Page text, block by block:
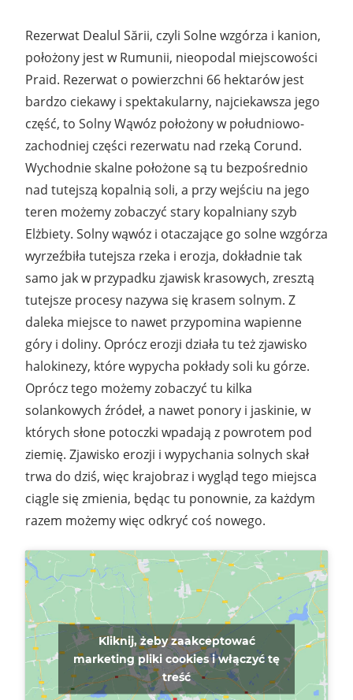
Rezerwat Dealul Sării, czyli Solne wzgórza i kanion,
położony jest w Rumunii, nieopodal miejscowości
Praid. Rezerwat o powierzchni 66 hektarów jest
bardzo ciekawy i spektakularny, najciekawsza jego
część, to Solny Wąwóz położony w południowo-
zachodniej części rezerwatu nad rzeką Corund.
Wychodnie skalne położone są tu bezpośrednio
nad tutejszą kopalnią soli, a przy wejściu na jego
teren możemy zobaczyć stary kopalniany szyb
Elżbiety. Solny wąwóz i otaczające go solne wzgórza
wyrzeźbiła tutejsza rzeka i erozja, dokładnie tak
samo jak w przypadku zjawisk krasowych, zresztą
tutejsze procesy nazywa się krasem solnym. Z
daleka miejsce to nawet przypomina wapienne
góry i doliny. Oprócz erozji działa tu też zjawisko
halokinezy, które wypycha pokłady soli ku górze.
Oprócz tego możemy zobaczyć tu kilka
solankowych źródeł, a nawet ponory i jaskinie, w
których słone potoczki wpadają z powrotem pod
ziemię. Zjawisko erozji i wypychania solnych skał
trwa do dziś, więc krajobraz i wygląd tego miejsca
ciągle się zmienia, będąc tu ponownie, za każdym
razem możemy więc odkryć coś nowego.
Kliknij, żeby zaakceptować
marketing pliki cookies i włączyć tę
treść